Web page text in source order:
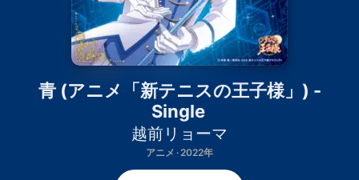
青 (アニメ「新テニスの王子様」) -
Single
越前リョーマ
アニメ · 2022年